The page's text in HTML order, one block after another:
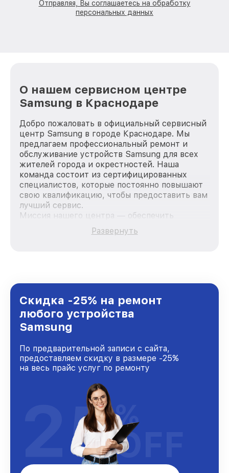
Отправляя, Вы соглашаетесь на обработку
персональных данных
О нашем сервисном центре
Samsung в Краснодаре
Добро пожаловать в официальный сервисный
центр Samsung в городе Краснодаре. Мы
предлагаем профессиональный ремонт и
обслуживание устройств Samsung для всех
жителей города и окрестностей. Наша
команда состоит из сертифицированных
специалистов, которые постоянно повышают
свою квалификацию, чтобы предоставить вам
лучший сервис.
Миссия нашего центра — обеспечить
качественный и доступный ремонт для
каждого пользователя продукции Samsung,
городе Краснодаре, постоянно повышая
уровень доверия и лояльности наших
клиентов.
Развернуть
Скидка -25% на ремонт
любого устройства
Samsung
По предварительной записи с сайта,
предоставляем скидку в размере -25%
на весь прайс услуг по ремонту
25%
OFF